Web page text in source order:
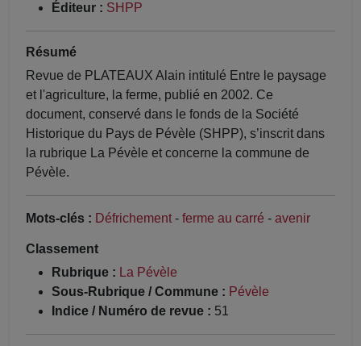
Éditeur : SHPP
Résumé
Revue de PLATEAUX Alain intitulé Entre le paysage
et l'agriculture, la ferme, publié en 2002. Ce
document, conservé dans le fonds de la Société
Historique du Pays de Pévèle (SHPP), s’inscrit dans
la rubrique La Pévèle et concerne la commune de
Pévèle.
Mots-clés : Défrichement - ferme au carré - avenir
Classement
Rubrique : La Pévèle
Sous-Rubrique / Commune : Pévèle
Indice / Numéro de revue : 51